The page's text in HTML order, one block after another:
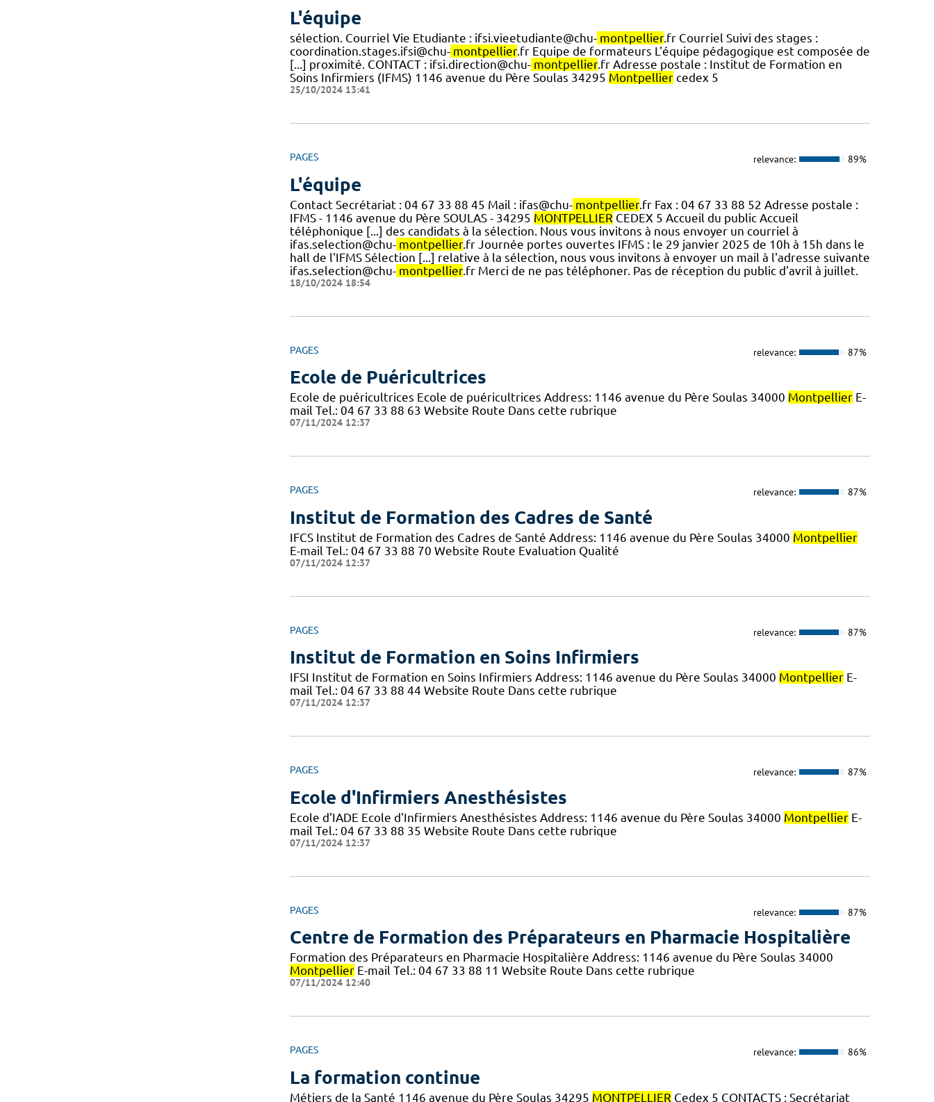
L'équipe
sélection. Courriel Vie Etudiante : ifsi.vieetudiante@chu- montpellier.fr Courriel Suivi des stages :
coordination.stages.ifsi@chu- montpellier.fr Equipe de formateurs L'équipe pédagogique est composée de
[...] proximité. CONTACT : ifsi.direction@chu- montpellier.fr Adresse postale : Institut de Formation en
Soins Infirmiers (IFMS) 1146 avenue du Père Soulas 34295 Montpelliercedex 5
25/10/2024 13:41
PAGES relevance: 89%
L'équipe
Contact Secrétariat : 04 67 33 88 45 Mail : ifas@chu- montpellier.fr Fax : 04 67 33 88 52 Adresse postale :
IFMS - 1146 avenue du Père SOULAS - 34295 MONTPELLIER CEDEX 5 Accueil du public Accueil
téléphonique [...] des candidats à la sélection. Nous vous invitons à nous envoyer un courriel à
ifas.selection@chu- montpellier.fr Journée portes ouvertes IFMS : le 29 janvier 2025 de 10h à 15h dans le
hall de l'IFMS Sélection [...] relative à la sélection, nous vous invitons à envoyer un mail à l'adresse suivante
ifas.selection@chu- montpellier.fr Merci de ne pas téléphoner. Pas de réception du public d'avril à juillet.
18/10/2024 18:54
PAGES relevance: 87%
Ecole de Puéricultrices
Ecole de puéricultrices Ecole de puéricultrices Address: 1146 avenue du Père Soulas 34000 MontpellierE-
mail Tel.: 04 67 33 88 63 Website Route Dans cette rubrique
07/11/2024 12:37
PAGES relevance: 87%
Institut de Formation des Cadres de Santé
IFCS Institut de Formation des Cadres de Santé Address: 1146 avenue du Père Soulas 34000 Montpellier
E-mail Tel.: 04 67 33 88 70 Website Route Evaluation Qualité
07/11/2024 12:37
PAGES relevance: 87%
Institut de Formation en Soins Infirmiers
IFSI Institut de Formation en Soins Infirmiers Address: 1146 avenue du Père Soulas 34000 MontpellierE-
mail Tel.: 04 67 33 88 44 Website Route Dans cette rubrique
07/11/2024 12:37
PAGES relevance: 87%
Ecole d'Infirmiers Anesthésistes
Ecole d'IADE Ecole d'Infirmiers Anesthésistes Address: 1146 avenue du Père Soulas 34000 MontpellierE-
mail Tel.: 04 67 33 88 35 Website Route Dans cette rubrique
07/11/2024 12:37
PAGES relevance: 87%
Centre de Formation des Préparateurs en Pharmacie Hospitalière
Formation des Préparateurs en Pharmacie Hospitalière Address: 1146 avenue du Père Soulas 34000
MontpellierE-mail Tel.: 04 67 33 88 11 Website Route Dans cette rubrique
07/11/2024 12:40
PAGES relevance: 86%
La formation continue
Métiers de la Santé 1146 avenue du Père Soulas 34295 MONTPELLIER Cedex 5 CONTACTS : Secrétariat